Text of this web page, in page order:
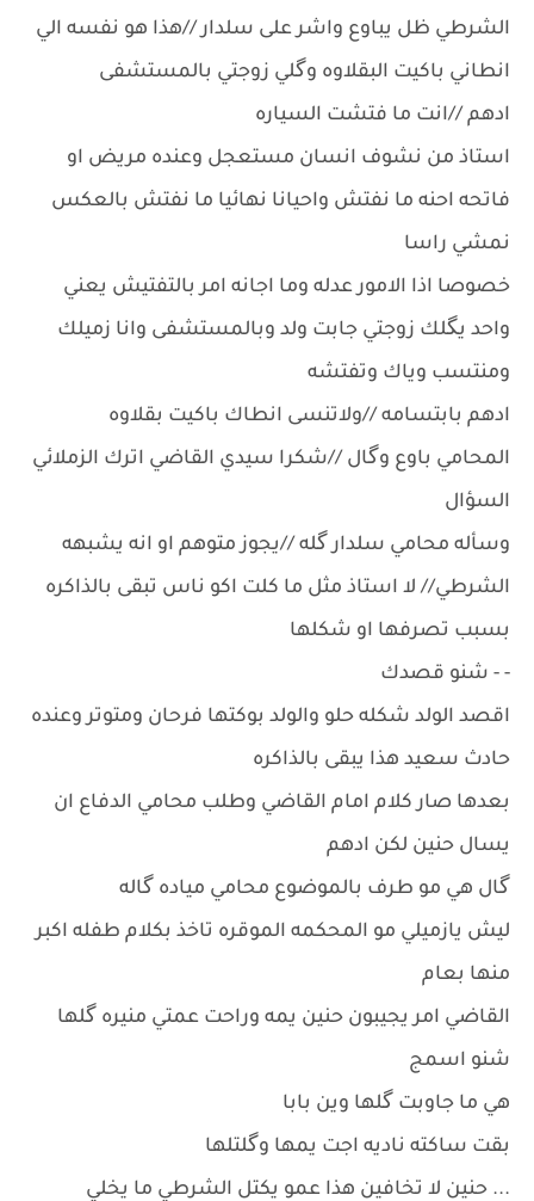
الشرطي ظل يباوع واشر على سلدار //هذا هو نفسه الي
انطاني باكيت البقلاوه وگلي زوجتي بالمستشفى
ادهم //انت ما فتشت السياره
استاذ من نشوف انسان مستعجل وعنده مريض او
فاتحه احنه ما نفتش واحيانا نهائيا ما نفتش بالعكس
نمشي راسا
خصوصا اذا الامور عدله وما اجانه امر بالتفتيش يعني
واحد يگلك زوجتي جابت ولد وبالمستشفى وانا زميلك
ومنتسب وياك وتفتشه
ادهم بابتسامه //ولاتنسى انطاك باكيت بقلاوه
المحامي باوع وگال //شكرا سيدي القاضي اترك الزملائي
السؤال
وسأله محامي سلدار گله //يجوز متوهم او انه يشبهه
الشرطي// لا استاذ مثل ما كلت اكو ناس تبقى بالذاكره
بسبب تصرفها او شكلها
- - شنو قصدك
اقصد الولد شكله حلو والولد بوكتها فرحان ومتوتر وعنده
حادث سعيد هذا يبقى بالذاكره
بعدها صار كلام امام القاضي وطلب محامي الدفاع ان
يسال حنين لكن ادهم
گال هي مو طرف بالموضوع محامي مياده گاله
ليش يازميلي مو المحكمه الموقره تاخذ بكلام طفله اكبر
منها بعام
القاضي امر يجيبون حنين يمه وراحت عمتي منيره گلها
شنو اسمج
هي ما جاوبت گلها وين بابا
بقت ساكته ناديه اجت يمها وگلتلها
... حنين لا تخافين هذا عمو يكتل الشرطي ما يخلي